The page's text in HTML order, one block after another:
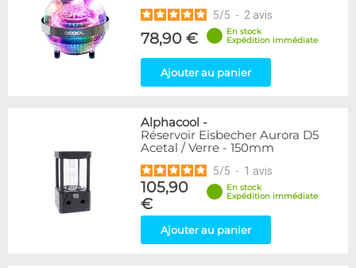
5/5 - 2 avis
78,90 €
En stock
Expédition immédiate
Ajouter au panier
Alphacool -
Réservoir Eisbecher Aurora D5
Acetal / Verre - 150mm
5/5 - 1 avis
105,90
€
En stock
Expédition immédiate
Ajouter au panier